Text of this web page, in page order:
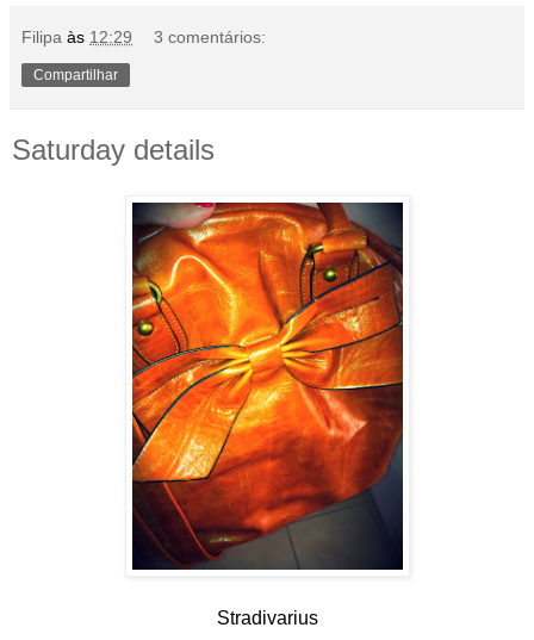
Filipa às 12:29 3 comentários:
Compartilhar
Saturday details
Stradivarius